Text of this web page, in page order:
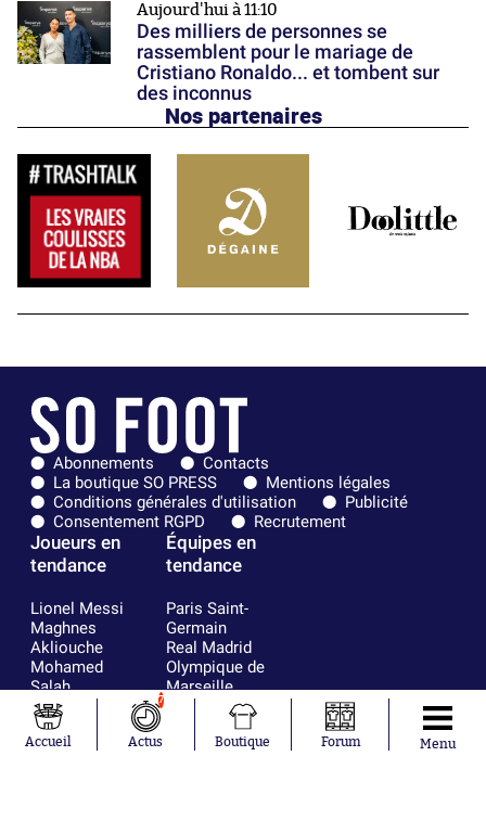
Aujourd'hui à 11:10
Des milliers de personnes se
rassemblent pour le mariage de
Cristiano Ronaldo... et tombent sur
des inconnus
Nos partenaires
Abonnements
Contacts
La boutique SO PRESS
Mentions légales
Conditions générales d'utilisation
Publicité
Consentement RGPD
Recrutement
Joueurs en
tendance
Lionel Messi
Maghnes
Akliouche
Mohamed
Salah
Neymar
Julián Álvarez
Ferrán Torres
Équipes en
tendance
Paris Saint-
Germain
Real Madrid
Olympique de
Marseille
FC Barcelone
Argentine
Accueil
7
Actus Boutique Forum Menu